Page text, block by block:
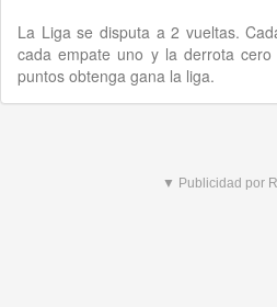
La Liga se disputa a 2 vueltas.
cada empate uno y la derrota
puntos obtenga gana la liga.
▼ Publicidad por